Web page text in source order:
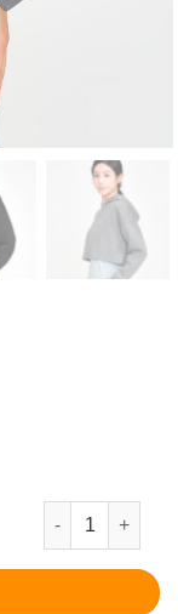
抗UV-短版落